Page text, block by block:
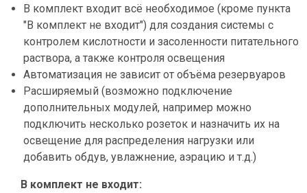
В комплект входит всё необходимое (кроме пункта
"В комплект не входит") для создания системы с
контролем кислотности и засоленности питательного
раствора, а также контроля освещения
Автоматизация не зависит от объёма резервуаров
Расширяемый (возможно подключение
дополнительных модулей, например можно
подключить несколько розеток и назначить их на
освещение для распределения нагрузки или
добавить обдув, увлажнение, аэрацию и т.д.)
В комплект не входит: